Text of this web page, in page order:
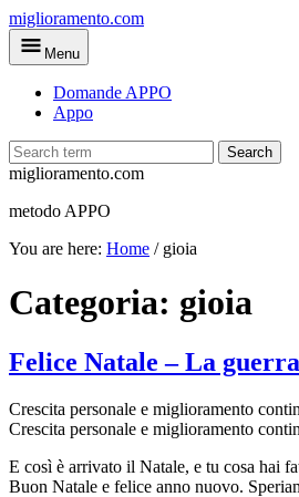
Skip
to
main
miglioramento.com
Menu
Domande APPO
Appo
Search
miglioramento.com
metodo APPO
You are here: Home / gioia
Categoria: gioia
Felice Natale – La
Crescita personale e miglioramento
Crescita personale e miglioramento
E così è arrivato il Natale, e tu cosa hai
Buon Natale e felice anno nuovo.